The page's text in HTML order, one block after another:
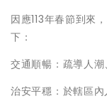
因應113年春節到來
下：
交通順暢：疏導人潮
治安平穩：於轄區